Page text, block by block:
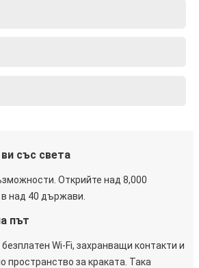
със света
Открийте над 8,000
над 40 държави.
път
безплатен Wi-Fi, захранващи контакти и
пространство за краката. Така